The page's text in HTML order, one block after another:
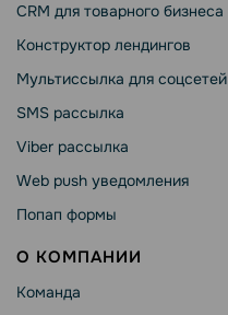
CRM для товарного бизнеса
Конструктор лендингов
Мультиссылка для соцсетей
SMS рассылка
Viber рассылка
Web push уведомления
Попап формы
О КОМПАНИИ
Команда